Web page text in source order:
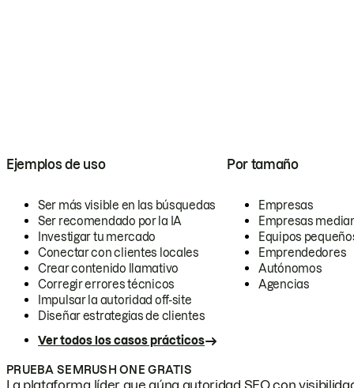
Ejemplos de uso
Ser más visible en las búsquedas
Ser recomendado por la IA
Investigar tu mercado
Conectar con clientes locales
Crear contenido llamativo
Corregir errores técnicos
Impulsar la autoridad off-site
Diseñar estrategias de clientes
Ver todos los casos prácticos
Por tamaño
Empresas
Empresas
Equipos
Emprendedores
Autónomos
Agencias
PRUEBA SEMRUSH ONE GRATIS
La plataforma líder que aúna autoridad SEO con